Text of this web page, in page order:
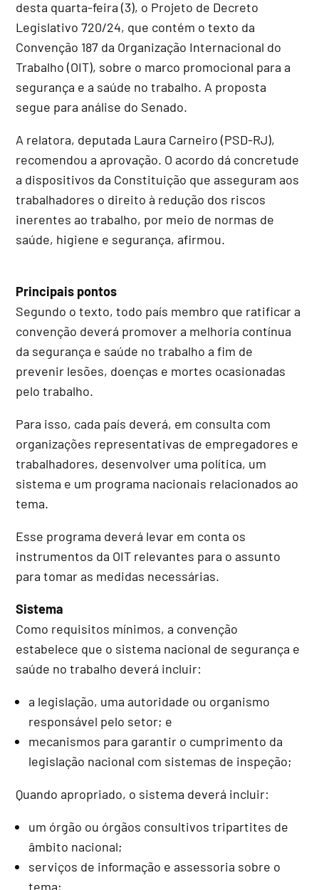
desta quarta-feira (3), o Projeto de Decreto
Legislativo 720/24, que contém o texto da
Convenção 187 da Organização Internacional do
Trabalho (OIT), sobre o marco promocional para a
segurança e a saúde no trabalho. A proposta
segue para análise do Senado.
A relatora, deputada Laura Carneiro (PSD-RJ),
recomendou a aprovação. O acordo dá concretude
a dispositivos da Constituição que asseguram aos
trabalhadores o direito à redução dos riscos
inerentes ao trabalho, por meio de normas de
saúde, higiene e segurança, afirmou.
Principais pontos
Segundo o texto, todo país membro que ratificar a
convenção deverá promover a melhoria contínua
da segurança e saúde no trabalho a fim de
prevenir lesões, doenças e mortes ocasionadas
pelo trabalho.
Para isso, cada país deverá, em consulta com
organizações representativas de empregadores e
trabalhadores, desenvolver uma política, um
sistema e um programa nacionais relacionados ao
tema.
Esse programa deverá levar em conta os
instrumentos da OIT relevantes para o assunto
para tomar as medidas necessárias.
Sistema
Como requisitos mínimos, a convenção
estabelece que o sistema nacional de segurança e
saúde no trabalho deverá incluir:
a legislação, uma autoridade ou organismo
responsável pelo setor; e
mecanismos para garantir o cumprimento da
legislação nacional com sistemas de inspeção;
Quando apropriado, o sistema deverá incluir:
um órgão ou órgãos consultivos tripartites de
âmbito nacional;
serviços de informação e assessoria sobre o
tema;